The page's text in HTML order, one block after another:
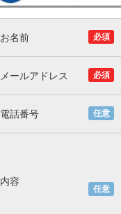
必須
お名前
必須
メールアドレス
任意
電話番号
任意
内容